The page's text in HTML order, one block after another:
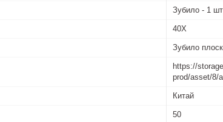
Зубило - 1 шт
40Х
Зубило
https://
prod/asset/8/
Китай
50